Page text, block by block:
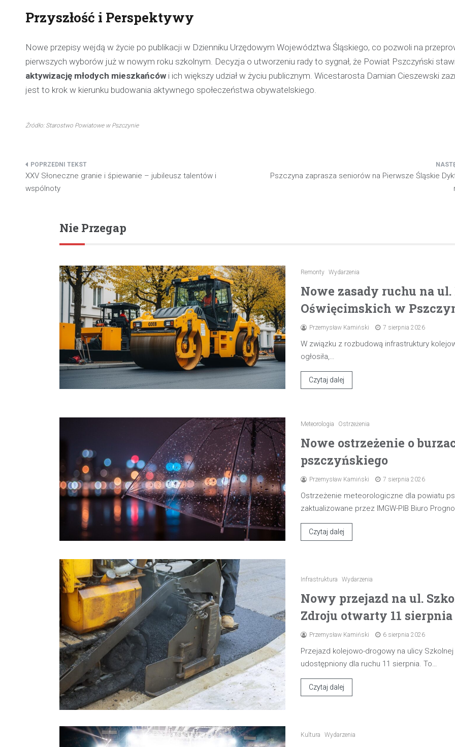
Przyszłość i Perspektywy
Nowe przepisy wejdą w życie po publikacji w Dzienniku Urzędowym Województwa Śląskiego, co pozwoli na
pierwszych wyborów już w nowym roku szkolnym. Decyzja o utworzeniu rady to sygnał, że Powiat Pszczyński
aktywizację młodych mieszkańców i ich większy udział w życiu publicznym. Wicestarosta Damian Cieszewski
jest to krok w kierunku budowania aktywnego społeczeństwa obywatelskiego.
Źródło: Starostwo Powiatowe w Pszczynie
Nawigacja
wpisu
XXV Słoneczne granie i śpiewanie – jubileusz talentów i
wspólnoty
Pszczyna zaprasza seniorów na Pierwsze Śląskie
Nie Przegap
Remonty Wydarzenia
Nowe zasady ruchu na
Oświęcimskich w
Przemysław Kamiński 7 sierpnia 2026
W związku z rozbudową infrastruktury
ogłosiła,…
Czytaj dalej
Meteorologia Ostrzeżenia
Nowe ostrzeżenie o
pszczyńskiego
Przemysław Kamiński 7 sierpnia 2026
Ostrzeżenie meteorologiczne dla powiatu
zaktualizowane przez IMGW-PIB Biuro
Czytaj dalej
Infrastruktura Wydarzenia
Nowy przejazd na ul.
Zdroju otwarty 11 sierpnia
Przemysław Kamiński 6 sierpnia 2026
Przejazd kolejowo-drogowy na ulicy
udostępniony dla ruchu 11 sierpnia. To…
Czytaj dalej
Kultura Wydarzenia